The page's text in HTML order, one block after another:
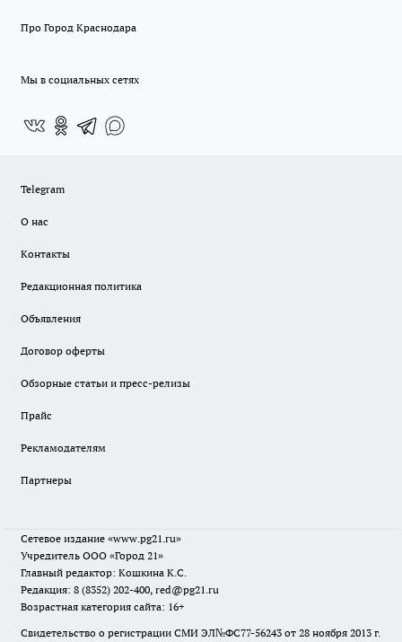
Про Город Краснодара
Мы в социальных сетях
Telegram
О нас
Контакты
Редакционная политика
Объявления
Договор оферты
Обзорные статьи и пресс-релизы
Прайс
Рекламодателям
Партнеры
Сетевое издание «www.pg21.ru»
Учредитель ООО «Город 21»
Главный редактор: Кошкина К.С.
Редакция: 8 (8352) 202-400, red@pg21.ru
Возрастная категория сайта: 16+
Свидетельство о регистрации СМИ ЭЛ№ФС77-56243 от 28 ноября 2013 г.